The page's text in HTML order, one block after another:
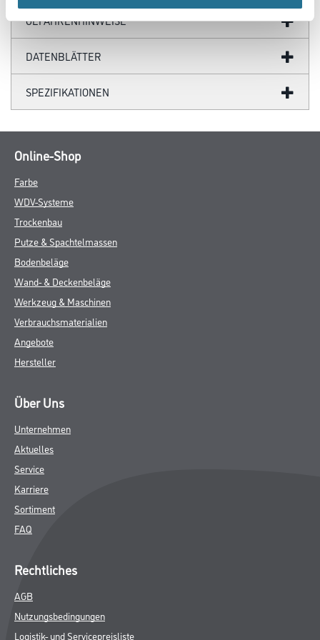
GEFAHRENHINWEISE
DATENBLÄTTER
SPEZIFIKATIONEN
Online-Shop
Farbe
WDV-Systeme
Trockenbau
Putze & Spachtelmassen
Bodenbeläge
Wand- & Deckenbeläge
Werkzeug & Maschinen
Verbrauchsmaterialien
Angebote
Hersteller
Über Uns
Unternehmen
Aktuelles
Service
Karriere
Sortiment
FAQ
Rechtliches
AGB
Nutzungsbedingungen
Logistik- und Servicepreisliste